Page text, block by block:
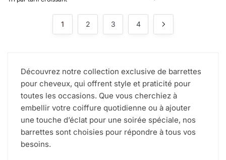
1 2 3 4
Découvrez notre collection exclusive de barrettes
pour cheveux, qui offrent style et praticité pour
toutes les occasions. Que vous cherchiez à
embellir votre coiffure quotidienne ou à ajouter
une touche d’éclat pour une soirée spéciale, nos
barrettes sont choisies pour répondre à tous vos
besoins.